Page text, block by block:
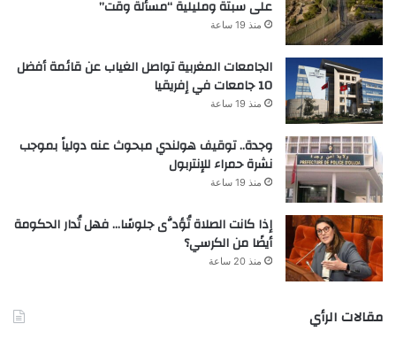
على سبتة ومليلية “مسألة وقت”
منذ 19 ساعة
الجامعات المغربية تواصل الغياب عن قائمة أفضل
10 جامعات في إفريقيا
منذ 19 ساعة
وجدة.. توقيف هولندي مبحوث عنه دولياً بموجب
نشرة حمراء للإنتربول
منذ 19 ساعة
إذا كانت الصلاة تُؤدَّى جلوسًا… فهل تُدار الحكومة
أيضًا من الكرسي؟
منذ 20 ساعة
مقالات الرأي